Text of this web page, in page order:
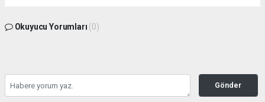
Okuyucu Yorumları (0)
Gönder